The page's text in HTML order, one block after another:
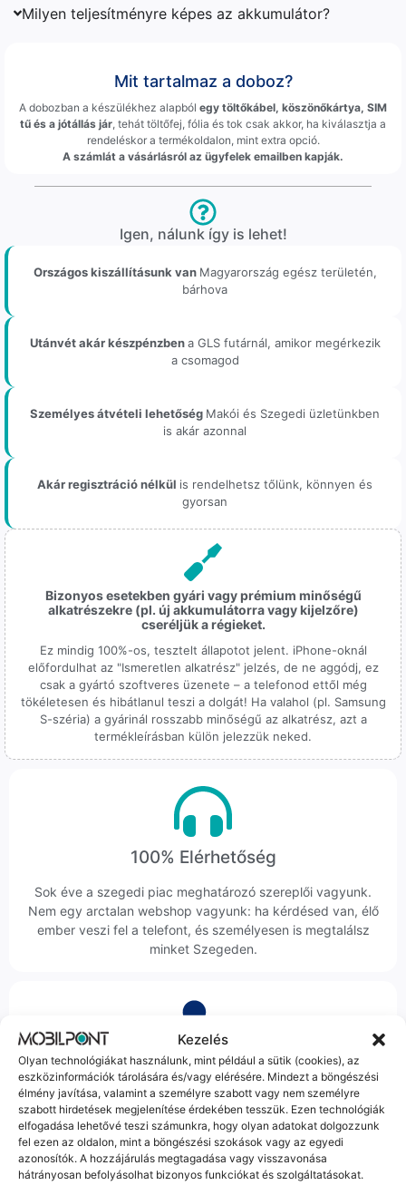
Kezelés
Olyan technológiákat használunk, mint például a sütik (cookies), az
eszközinformációk tárolására és/vagy elérésére. Mindezt a böngészési
élmény javítása, valamint a személyre szabott vagy nem személyre
szabott hirdetések megjelenítése érdekében tesszük. Ezen technológiák
elfogadása lehetővé teszi számunkra, hogy olyan adatokat dolgozzunk
fel ezen az oldalon, mint a böngészési szokások vagy az egyedi
azonosítók. A hozzájárulás megtagadása vagy visszavonása
hátrányosan befolyásolhat bizonyos funkciókat és szolgáltatásokat.
Milyen teljesítményre képes az akkumulátor?
Mit tartalmaz a doboz?
A dobozban a készülékhez alapból egy töltőkábel, köszönőkártya, SIM
tű és a jótállás jár , tehát töltőfej, fólia és tok csak akkor, ha kiválasztja a
rendeléskor a termékoldalon, mint extra opció.
A számlát a vásárlásról az ügyfelek emailben kapják.
Igen, nálunk így is lehet!
Országos kiszállításunk van Magyarország egész területén,
bárhova
Utánvét akár készpénzbena GLS futárnál, amikor megérkezik
a csomagod
Személyes átvételi lehetőség Makói és Szegedi üzletünkben
is akár azonnal
Akár regisztráció nélkül is rendelhetsz tőlünk, könnyen és
gyorsan
Bizonyos esetekben gyári vagy prémium minőségű
alkatrészekre (pl. új akkumulátorra vagy kijelzőre)
cseréljük a régieket.
Ez mindig 100%-os, tesztelt állapotot jelent. iPhone-oknál
előfordulhat az "Ismeretlen alkatrész" jelzés, de ne aggódj, ez
csak a gyártó szoftveres üzenete – a telefonod ettől még
tökéletesen és hibátlanul teszi a dolgát! Ha valahol (pl. Samsung
S-széria) a gyárinál rosszabb minőségű az alkatrész, azt a
termékleírásban külön jelezzük neked.
100% Elérhetőség
Sok éve a szegedi piac meghatározó szereplői vagyunk.
Nem egy arctalan webshop vagyunk: ha kérdésed van, élő
ember veszi fel a telefont, és személyesen is megtalálsz
minket Szegeden.
Korrekt Ügyintézés
Hibázni emberi dolog, de a felelősségvállalás nálunk alap.
Ha ritkán előfordul egy hiba, nem kifogásokat keresünk,
hanem megoldást. Szakértő kollégáink azonnal kézbe
veszik az ügyedet.